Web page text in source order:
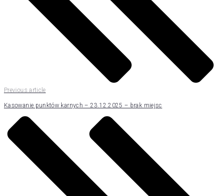
Previous article
Kasowanie punktów karnych – 23.12.2025 – brak miejsc